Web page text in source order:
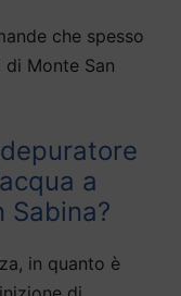
che spesso
Monte San
a
Sabina?
in quanto è